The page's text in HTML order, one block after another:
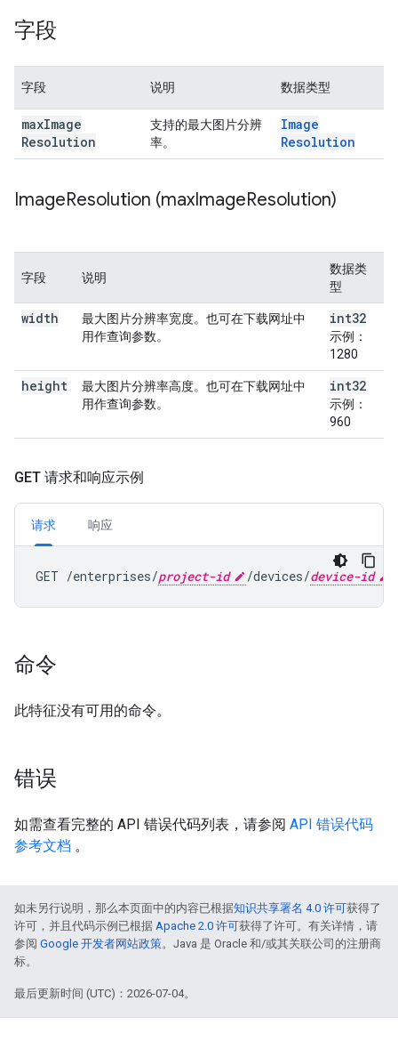
字段
字段 说明 数据类型
maxImage
Resolution
支持的最大图片分辨
率。
Image
Resolution
ImageResolution (maxImageResolution)
字段 说明
数据类
型
width
最大图片分辨率宽度。也可在下载网址中
用作查询参数。
int32
示例：
1280
height
最大图片分辨率高度。也可在下载网址中
用作查询参数。
int32
示例：
960
GET 请求和响应示例
请求 响应
GET /enterprises/project-id /devices/device-id
命令
此特征没有可用的命令。
错误
如需查看完整的 API 错误代码列表，请参阅 API 错误代码
参考文档 。
如未另行说明，那么本页面中的内容已根据知识共享署名 4.0 许可获得了
许可，并且代码示例已根据 Apache 2.0 许可获得了许可。有关详情，请
参阅 Google 开发者网站政策。Java 是 Oracle 和/或其关联公司的注册商
标。
最后更新时间 (UTC)：2026-07-04。